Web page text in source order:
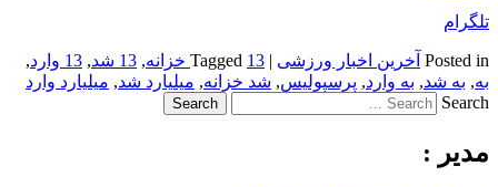
تلگرام
Posted in آخرین اخبار ورزشی |
Tagged 13 خزانه , 13 شد , 13 وارد
,
به, به شد, به وارد, پرسپولیس, شد خزانه, میلیارد شد, میلیارد وارد
Search
مدیر :